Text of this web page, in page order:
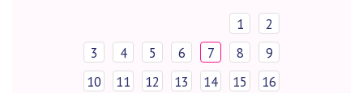
1
2
3
4 5 6 7 8
9
10
11 12 13 14 15 16